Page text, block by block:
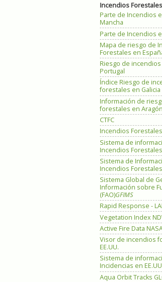
Incendios Forestales
Parte de Incendios
Mancha
Parte de Incendios
Mapa de riesgo de
Forestales en
Riesgo de
Portugal
Índice Riesgo de
forestales en Galicia
Información de
forestales en Aragón
CTFC
Incendios
Sistema de
Incendios
Sistema de
Incendios Forestales
Sistema Global de
Información sobre
(FAO)GFIMS
Rapid Response -
Vegetation Index
Active Fire Data
Visor de incendios
EE.UU.
Sistema de
Incidencias en
Aqua Orbit Tracks